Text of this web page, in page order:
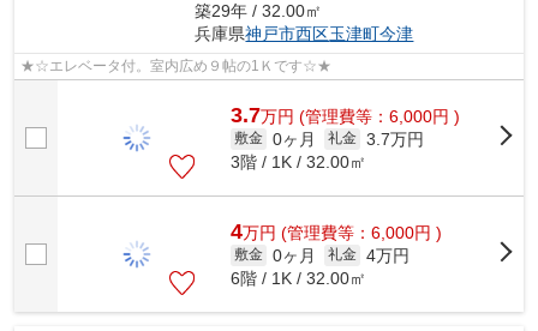
築29年 / 32.00㎡
兵庫県神戸市西区玉津町今津
★☆エレベータ付。室内広め９帖の1Ｋです☆★
3.7万円 (管理費等：6,000円 )
敷金 0ヶ月 礼金 3.7万円
3階 / 1K / 32.00㎡
4万円 (管理費等：6,000円 )
敷金 0ヶ月 礼金 4万円
6階 / 1K / 32.00㎡